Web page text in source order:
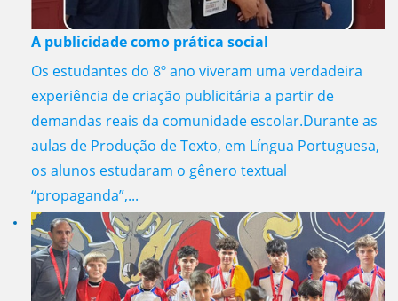
A publicidade como prática social
Os estudantes do 8º ano viveram uma verdadeira
experiência de criação publicitária a partir de
demandas reais da comunidade escolar.Durante as
aulas de Produção de Texto, em Língua Portuguesa,
os alunos estudaram o gênero textual
“propaganda”,...